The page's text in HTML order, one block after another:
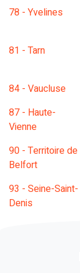
78 - Yvelines
81 - Tarn
84 - Vaucluse
87 - Haute-
Vienne
90 - Territoire de
Belfort
93 - Seine-Saint-
Denis